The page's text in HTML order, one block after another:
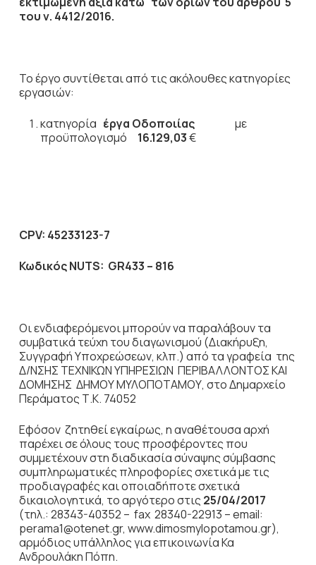
του ν. 4412/2016.
Το έργο συντίθεται από τις ακόλουθες κατηγορίες
εργασιών:
κατηγορία έργα Οδοποιίας
με
προϋπολογισμό
16.129,03€
CPV: 45233123-7
ΚωδικόςNUTS: GR433 – 816
Οι ενδιαφερόμενοι μπορούν να παραλάβουν τα
συμβατικά τεύχη του διαγωνισμού (Διακήρυξη,
Συγγραφή Υποχρεώσεων, κλπ.) από τα γραφεία της
Δ/ΝΣΗΣ ΤΕΧΝΙΚΩΝ ΥΠΗΡΕΣΙΩΝ ΠΕΡΙΒΑΛΛΟΝΤΟΣ ΚΑΙ
ΔΟΜΗΣΗΣ ΔΗΜΟΥ ΜΥΛΟΠΟΤΑΜΟΥ, στο Δημαρχείο
Περάματος Τ.Κ. 74052
Εφόσον ζητηθεί εγκαίρως, η αναθέτουσα αρχή
παρέχει σε όλους τους προσφέροντες που
συμμετέχουν στη διαδικασία σύναψης σύμβασης
συμπληρωματικές πληροφορίες σχετικά με τις
προδιαγραφές και οποιαδήποτε σχετικά
δικαιολογητικά, το αργότερο στις 25/04/2017
(τηλ.: 28343-40352 – fax 28340-22913 – email:
perama1@otenet.gr, www.dimosmylopotamou.gr),
αρμόδιος υπάλληλος για επικοινωνία Κα
Ανδρουλάκη Πόπη.